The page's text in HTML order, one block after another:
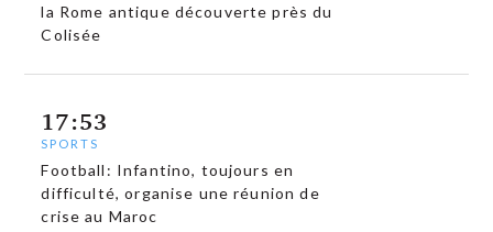
la Rome antique découverte près du
Colisée
17:53
SPORTS
Football: Infantino, toujours en
difficulté, organise une réunion de
crise au Maroc